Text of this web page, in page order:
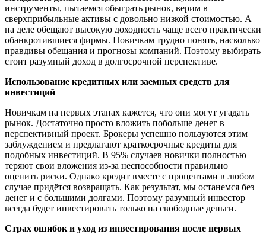
инструменты, пытаемся обыграть рынок, верим в
сверхприбыльные активы с довольно низкой стоимостью. А
на деле обещают высокую доходность чаще всего практически
обанкротившиеся фирмы. Новичкам трудно понять, насколько
правдивы обещания и прогнозы компаний. Поэтому выбирать
стоит разумный доход в долгосрочной перспективе.
Использование кредитных или заемных средств для
инвестиций
Новичкам на первых этапах кажется, что они могут угадать
рынок. Достаточно просто вложить побольше денег в
перспективный проект. Брокеры успешно пользуются этим
заблуждением и предлагают краткосрочные кредиты для
подобных инвестиций. В 95% случаев новички полностью
теряют свои вложения из-за неспособности правильно
оценить риски. Однако кредит вместе с процентами в любом
случае придётся возвращать. Как результат, мы останемся без
денег и с большими долгами. Поэтому разумный инвестор
всегда будет инвестировать только на свободные деньги.
Страх ошибок и уход из инвестирования после первых